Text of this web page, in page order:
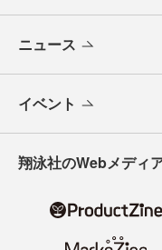
ニュース
イベント
翔泳社のWebメディ